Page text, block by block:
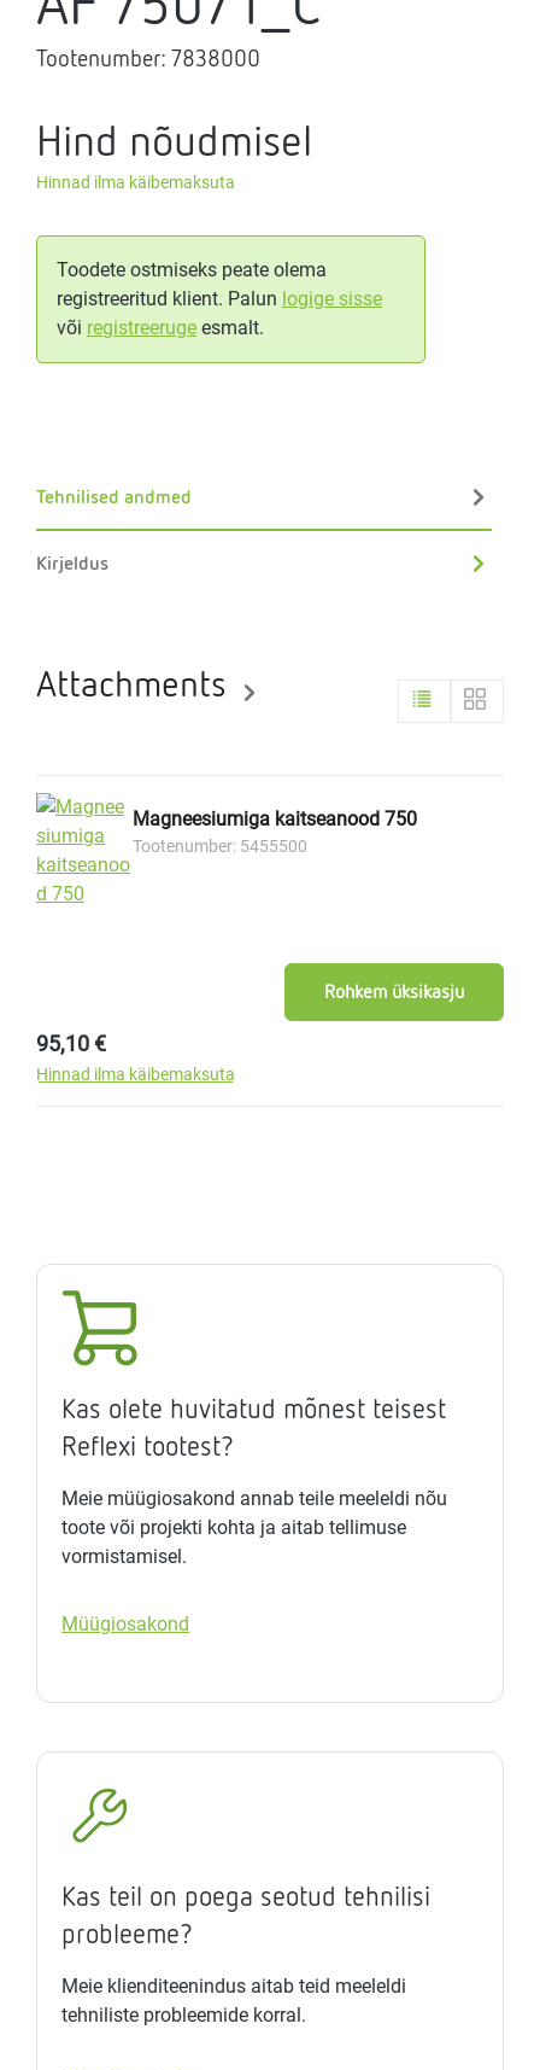
Tootenumber: 7838000
Hind nõudmisel
Hinnad ilma käibemaksuta
Toodete ostmiseks peate olema
registreeritud klient. Palun logige sisse
või registreeruge esmalt.
Tehnilised andmed
Kirjeldus
Attachments
Magneesiumiga kaitseanood 750
Tootenumber: 5455500
Tavahind:
95,10 €
Hinnad ilma käibemaksuta
Rohkem üksikasju
Kas olete huvitatud mõnest teisest
Reflexi tootest?
Meie müügiosakond annab teile meeleldi nõu
toote või projekti kohta ja aitab tellimuse
vormistamisel.
Müügiosakond
Kas teil on poega seotud tehnilisi
probleeme?
Meie klienditeenindus aitab teid meeleldi
tehniliste probleemide korral.